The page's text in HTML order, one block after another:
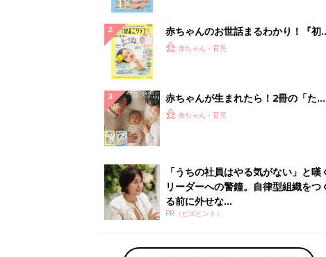
ランキングをもっと見る
赤ちゃん・育児の人気テーマ